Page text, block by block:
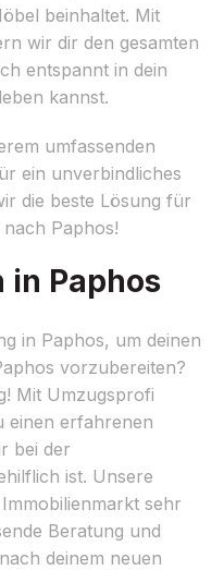
beinhaltet. Mit
wir dir den gesamten
entspannt in dein
kannst.
umfassenden
ein unverbindliches
die beste Lösung für
Paphos!
Paphos
in Paphos, um deinen
vorzubereiten?
Mit Umzugsprofi
einen erfahrenen
bei der
ist. Unsere
sehr
Beratung und
deinem neuen